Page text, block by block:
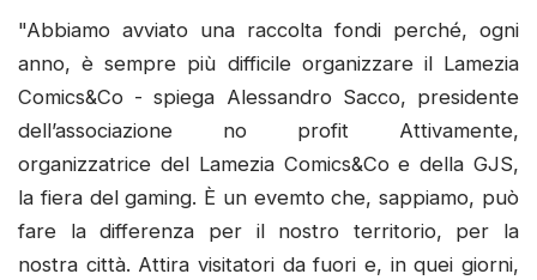
"Abbiamo avviato una raccolta fondi perché, ogni
anno, è sempre più difficile organizzare il Lamezia
Comics&Co - spiega Alessandro Sacco, presidente
dell’associazione no profit Attivamente,
organizzatrice del Lamezia Comics&Co e della GJS,
la fiera del gaming. È un evemto che, sappiamo, può
fare la differenza per il nostro territorio, per la
nostra città. Attira visitatori da fuori e, in quei giorni,